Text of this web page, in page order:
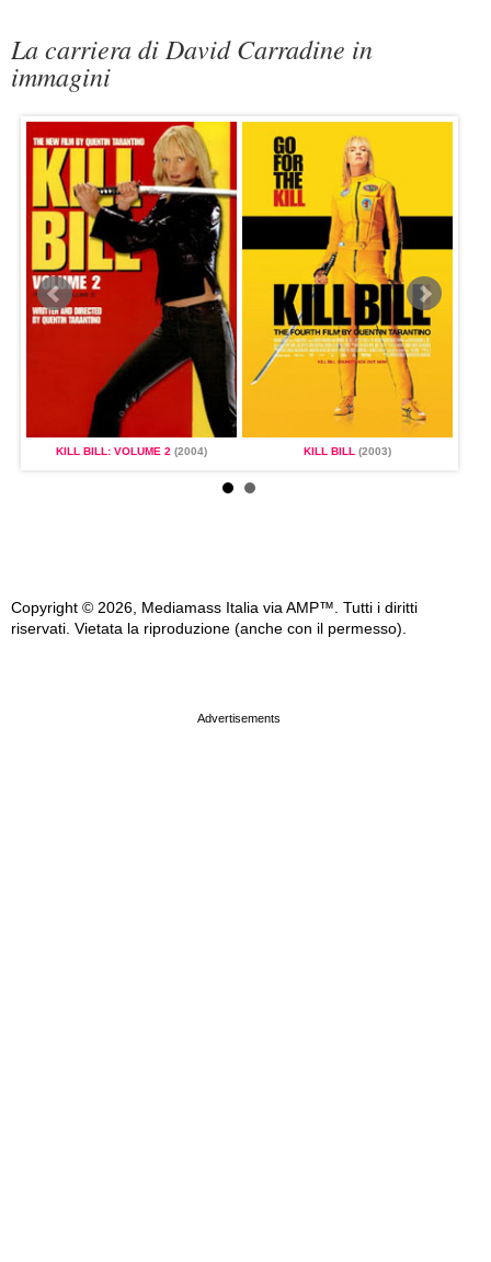
La carriera di David Carradine in
immagini
KILL BILL: VOLUME 2 (2004) KILL BILL (2003)
Copyright © 2026, Mediamass Italia via AMP™. Tutti i diritti
riservati. Vietata la riproduzione (anche con il permesso).